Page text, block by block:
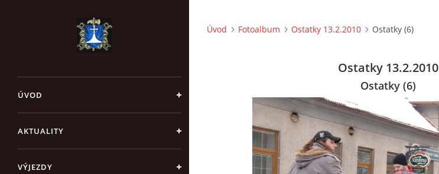
ÚVOD
AKTUALITY
VÝJEZDY
Úvod Fotoalbum Ostatky 13.2.2010 Ostatky (6)
Ostatky 13.2.2010
Ostatky (6)